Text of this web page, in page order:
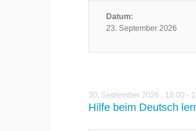
Datum:
23. September 2026
30. September 2026 , 18:00 -
Hilfe beim Deutsch